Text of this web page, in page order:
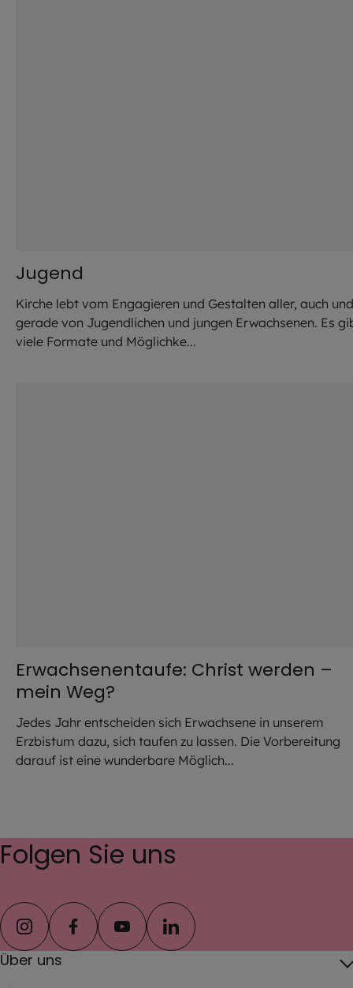
Jugend
Kirche lebt vom Engagieren und Gestalten aller, auch und
gerade von Jugendlichen und jungen Erwachsenen. Es
viele Formate und Möglichke...
Erwachsenentaufe: Christ werden –
mein Weg?
Jedes Jahr entscheiden sich Erwachsene in unserem
Erzbistum dazu, sich taufen zu lassen. Die Vorbereitung
darauf ist eine wunderbare Möglich...
Folgen Sie uns
instagramfacebookyoutubelinkedin
Über uns